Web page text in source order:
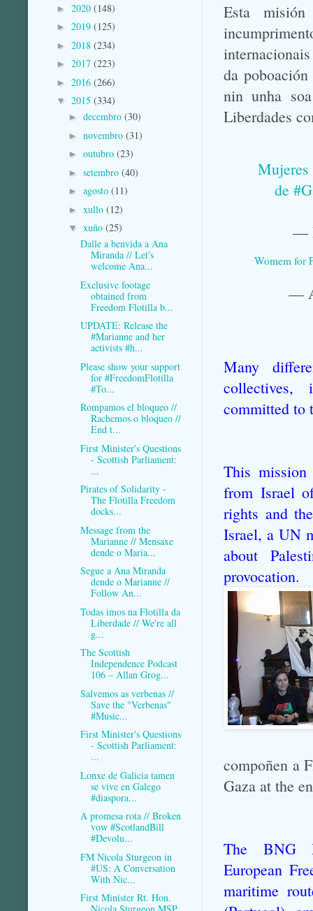
Esta
da
nin unha
Liberdades
Mujeres
de
—
Womem for
—
Many
collectives,
committed to
This
from Israel
rights and the
Israel, a UN
about
provocation.
compoñen a
Gaza at the
The BNG
European
maritime
► 2020 (148)
► 2019 (125)
► 2018 (234)
► 2017 (223)
► 2016 (266)
▼ 2015 (334)
► decembro (30)
► novembro (31)
► outubro (23)
► setembro (40)
► agosto (11)
► xullo (12)
▼ xuño (25)
Dalle a benvida a Ana
Miranda // Let's
welcome Ana...
Exclusive footage
obtained from
Freedom Flotilla b...
UPDATE: Release the
#Marianne and her
activists #h...
Please show your support
for #FreedomFlotilla
#To...
Rompamos el bloqueo //
Rachemos o bloqueo //
End t...
First Minister's Questions
- Scottish Parliament:
...
Pirates of Solidarity -
The Flotilla Freedom
docks...
Message from the
Marianne // Mensaxe
dende o Maria...
Segue a Ana Miranda
dende o Marianne //
Follow An...
Todas imos na Flotilla da
Liberdade // We're all
g...
The Scottish
Independence Podcast
106 – Allan Grog...
Salvemos as verbenas //
Save the "Verbenas"
#Music...
First Minister's Questions
- Scottish Parliament:
...
Lonxe de Galicia tamen
se vive en Galego
#diaspora...
A promesa rota // Broken
vow #ScotlandBill
#Devolu...
FM Nicola Sturgeon in
#US: A Conversation
With Nic...
First Minister Rt. Hon.